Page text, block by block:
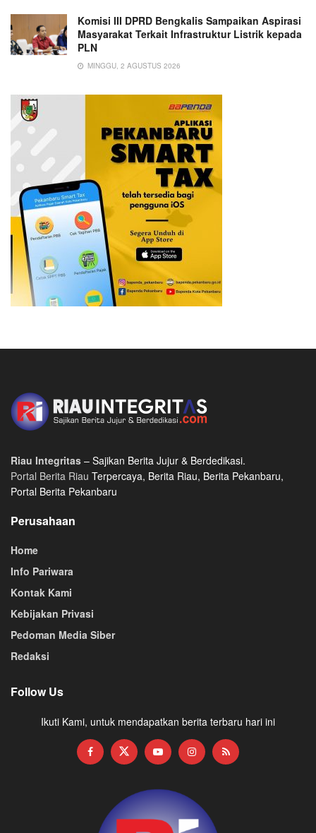
Komisi III DPRD Bengkalis Sampaikan Aspirasi
Masyarakat Terkait Infrastruktur Listrik kepada
PLN
MINGGU, 2 AGUSTUS 2026
Riau Integritas – Sajikan Berita Jujur & Berdedikasi.
Portal Berita Riau Terpercaya, Berita Riau, Berita Pekanbaru,
Portal Berita Pekanbaru
Perusahaan
Home
Info Pariwara
Kontak Kami
Kebijakan Privasi
Pedoman Media Siber
Redaksi
Follow Us
Ikuti Kami, untuk mendapatkan berita terbaru hari ini